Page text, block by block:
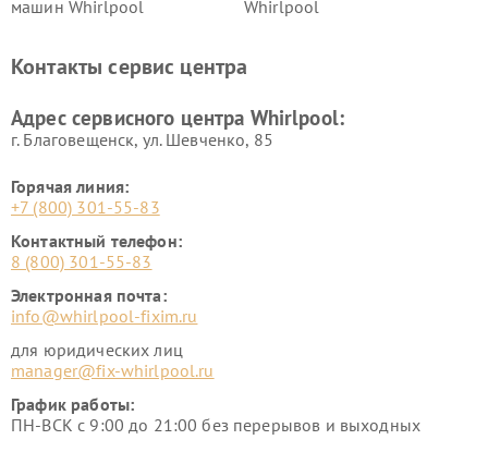
машин Whirlpool
Whirlpool
Контакты сервис центра
Адрес сервисного центра Whirlpool:
г. Благовещенск, ул. Шевченко, 85
Горячая линия:
+7 (800) 301-55-83
Контактный телефон:
8 (800) 301-55-83
Электронная почта:
info@whirlpool-fixim.ru
для юридических лиц
manager@fix-whirlpool.ru
График работы:
ПН-ВСК с 9:00 до 21:00 без перерывов и выходных